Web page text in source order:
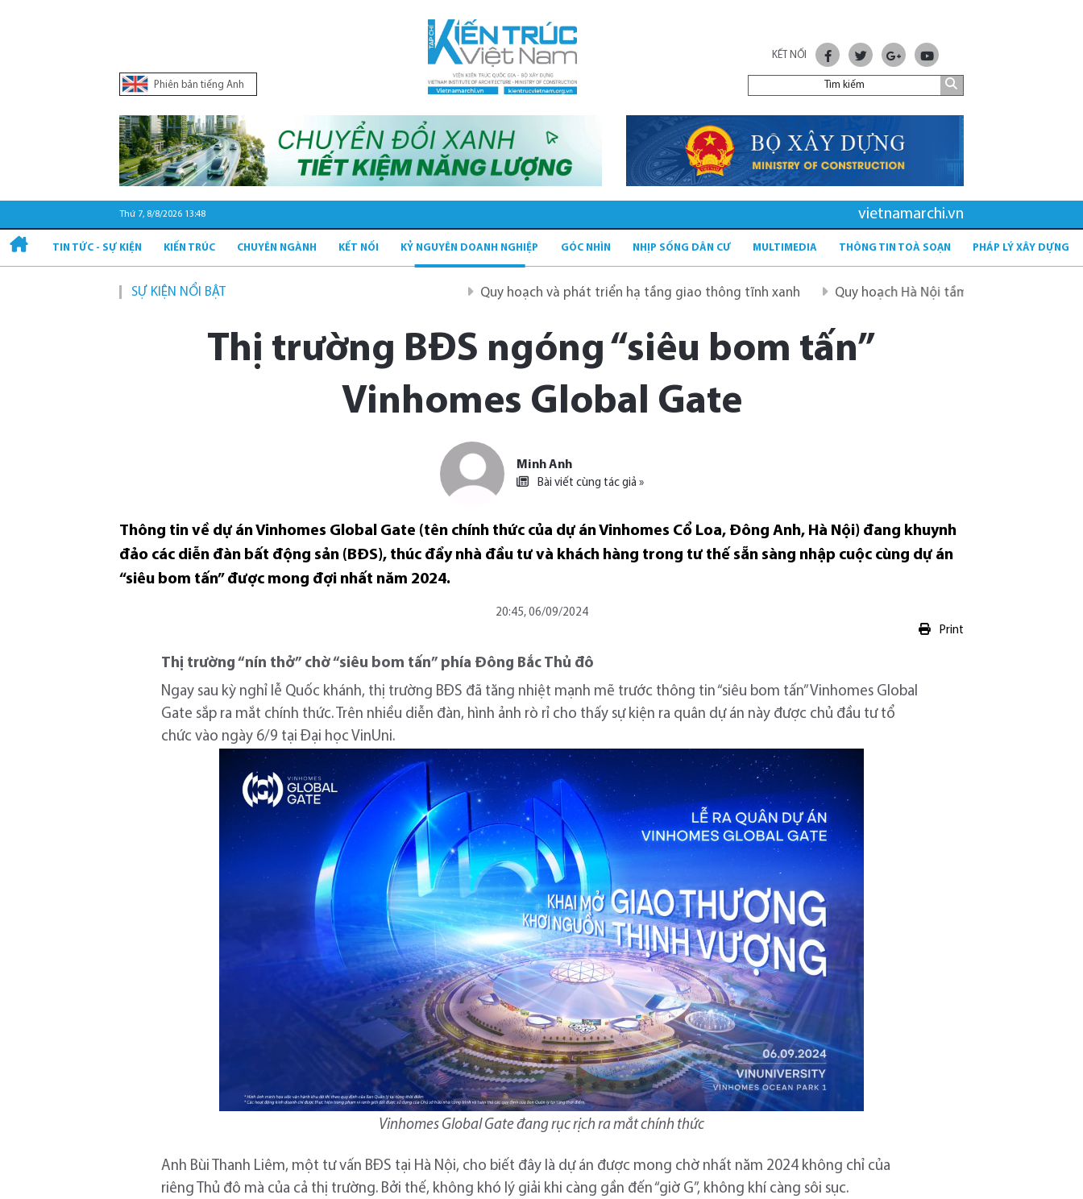
Phiên bản tiếng Anh
KẾT NỐI
Thứ 7, 8/8/2026 13:48 vietnamarchi.vn
TIN TỨC - SỰ KIỆN KIẾN TRÚC CHUYÊN NGÀNH KẾT NỐI KỶ NGUYÊN DOANH NGHIỆP GÓC NHÌN NHỊP SỐNG DÂN CƯ MULTIMEDIA THÔNG TIN TOÀ SOẠN PHÁP LÝ XÂY DỰNG
SỰ KIỆN NỔI BẬT Quy hoạch và phát triển hạ tầng giao thông tĩnh xanh Quy hoạch Hà Nội tầm nhìn 100 năm
Thị trường BĐS ngóng “siêu bom tấn”
Vinhomes Global Gate
Minh Anh
Bài viết cùng tác giả »
Thông tin về dự án Vinhomes Global Gate (tên chính thức của dự án Vinhomes Cổ Loa, Đông Anh, Hà Nội) đang khuynh
đảo các diễn đàn bất động sản (BĐS), thúc đẩy nhà đầu tư và khách hàng trong tư thế sẵn sàng nhập cuộc cùng dự án
“siêu bom tấn” được mong đợi nhất năm 2024.
20:45, 06/09/2024
Print
Thị trường “nín thở” chờ “siêu bom tấn” phía Đông Bắc Thủ đô
Ngay sau kỳ nghỉ lễ Quốc khánh, thị trường BĐS đã tăng nhiệt mạnh mẽ trước thông tin “siêu bom tấn” Vinhomes Global
Gate sắp ra mắt chính thức. Trên nhiều diễn đàn, hình ảnh rò rỉ cho thấy sự kiện ra quân dự án này được chủ đầu tư tổ
chức vào ngày 6/9 tại Đại học VinUni.
Vinhomes Global Gate đang rục rịch ra mắt chính thức
Anh Bùi Thanh Liêm, một tư vấn BĐS tại Hà Nội, cho biết đây là dự án được mong chờ nhất năm 2024 không chỉ của
riêng Thủ đô mà của cả thị trường. Bởi thế, không khó lý giải khi càng gần đến “giờ G”, không khí càng sôi sục.